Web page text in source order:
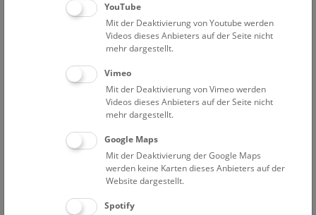
durch die Probe geschickt und vom Röntgendetektor als 2D-
Projektionsbild aufgezeichnet. Die Probe wird dann mit Hilfe
eines Drehtisches automatisch um einen Bruchteil eines
Grades gedreht, und ein weiteres Röntgenprojektionsbild
wird aufgenommen. Dieser Schritt wird bis zu einer 180-
Grad-Drehung (bzw. 360 Grad, je nach Probentyp)
wiederholt. Aus den so entstandenen
Röntgenprojektionsbildern werden dann, durch den als
"Rekonstruktion" bezeichneten Rechenprozess, virtuelle
Schnittbilder berechnet. Diese Schnittbilder können nicht
nur visualisiert und analysiert, sondern in weiterer Folge
auch zu 3D-Modellen, Filmen, physischen 3D-Druckobjekten
oder anderweitig weiterverarbeitet werden.
YouTube
Mit der Deaktivierung von Youtube werden
Videos dieses Anbieters auf der Seite nicht
mehr dargestellt.
Vimeo
Mit der Deaktivierung von Vimeo werden
Videos dieses Anbieters auf der Seite nicht
mehr dargestellt.
Google Maps
Mit der Deaktivierung der Google Maps
werden keine Karten dieses Anbieters auf der
Website dargestellt.
Spotify